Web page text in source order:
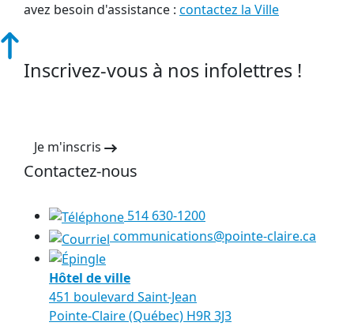
avez besoin d'assistance : contactez la Ville
Inscrivez-vous à nos infolettres !
Je m'inscris
Contactez-nous
514 630-1200
communications@pointe-claire.ca
Hôtel de ville
451 boulevard Saint-Jean
Pointe-Claire (Québec) H9R 3J3